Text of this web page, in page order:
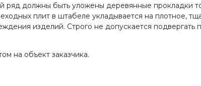
ряд должны быть уложены деревянные прокладки
плит в штабеле укладывается на плотное,
изделий. Строго не допускается
на объект заказчика.